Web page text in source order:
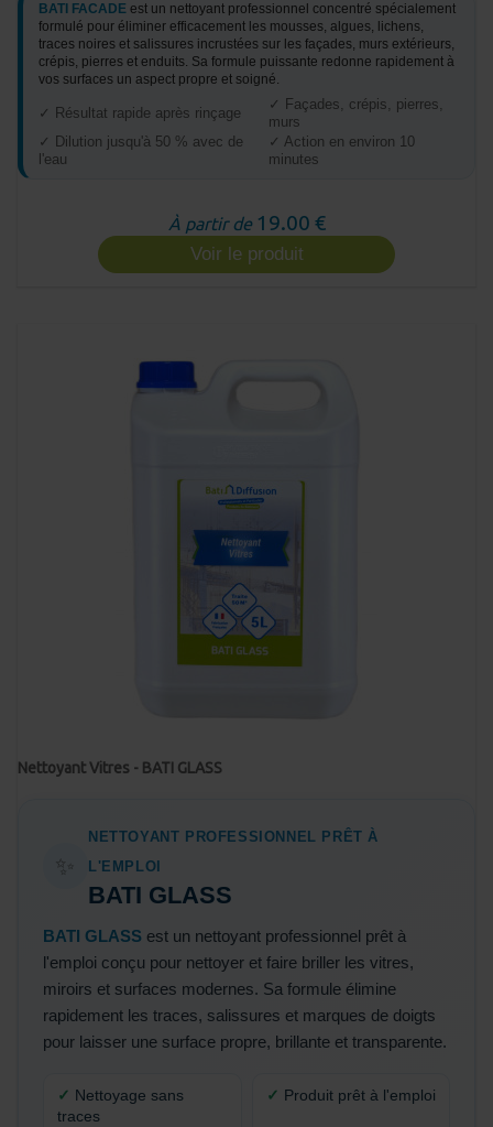
BATI FACADEest un nettoyant professionnel concentré spécialement
formulé pour éliminer efficacement les mousses, algues, lichens,
traces noires et salissures incrustées sur les façades, murs extérieurs,
crépis, pierres et enduits. Sa formule puissante redonne rapidement à
vos surfaces un aspect propre et soigné.
✓ Résultat rapide après rinçage
✓ Façades, crépis, pierres,
murs
✓ Dilution jusqu'à 50 % avec de
l'eau
✓ Action en environ 10
minutes
À partir de 19.00 €
Voir le produit
Nettoyant Vitres - BATI GLASS
✨
NETTOYANT PROFESSIONNEL PRÊT À
L'EMPLOI
BATI GLASS
BATI GLASS est un nettoyant professionnel prêt à
l'emploi conçu pour nettoyer et faire briller les vitres,
miroirs et surfaces modernes. Sa formule élimine
rapidement les traces, salissures et marques de doigts
pour laisser une surface propre, brillante et transparente.
✓ Nettoyage sans
traces
✓ Produit prêt à l'emploi